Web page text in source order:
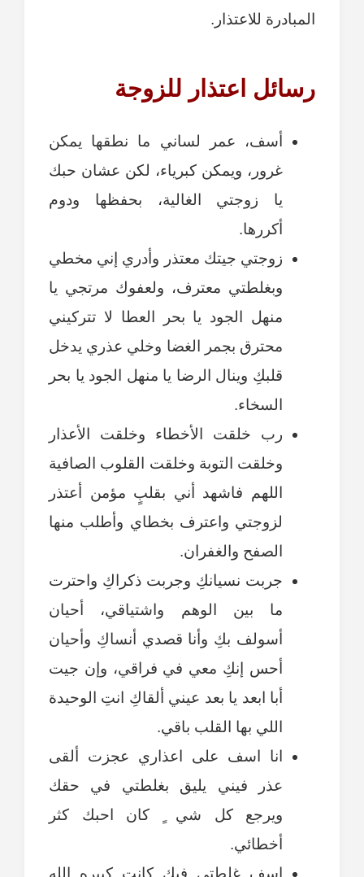
المبادرة للاعتذار.
رسائل اعتذار للزوجة
أسف، عمر لساني ما نطقها يمكن
غرور، ويمكن كبرياء، لكن عشان حبك
يا زوجتي الغالية، بحفظها ودوم
أكررها.
زوجتي جيتك معتذر وأدري إني مخطي
وبغلطتي معترف، ولعفوك مرتجي يا
منهل الجود يا بحر العطا لا تتركيني
محترق بجمر الغضا وخلي عذري يدخل
قلبكِ وينال الرضا يا منهل الجود يا بحر
السخاء.
رب خلقت الأخطاء وخلقت الأعذار
وخلقت التوبة وخلقت القلوب الصافية
اللهم فاشهد أني بقلبٍ مؤمن أعتذر
لزوجتي واعترف بخطاي وأطلب منها
الصفح والغفران.
جربت نسيانكِ وجربت ذكراكِ واحترت
ما بين الوهم واشتياقي، أحيان
أسولف بكِ وأنا قصدي أنساكِ وأحيان
أحس إنكِ معي في فراقي، وإن جيت
أبا ابعد يا بعد عيني ألقاكِ انتِ الوحيدة
اللي بها القلب باقي.
انا اسف على اعذاري عجزت ألقى
عذر فيني يليق بغلطتي في حقك
ويرجع كل شي ٍ كان احبك كثر
أخطائي.
اسف غلطتي فيك كانت كبيره الله